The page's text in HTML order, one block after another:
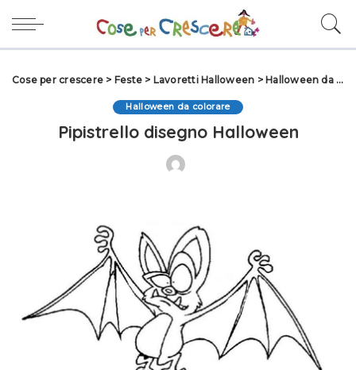
Cose per crescere > Feste > Lavoretti Halloween > Halloween da colorare
Halloween da colorare
Pipistrello disegno Halloween